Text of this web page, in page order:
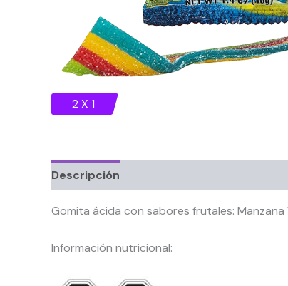
2 X 1
Descripción
Gomita ácida con sabores frutales:
Información nutricional: